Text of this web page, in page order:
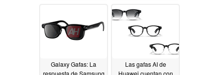
Galaxy Gafas: La
Las gafas AI de